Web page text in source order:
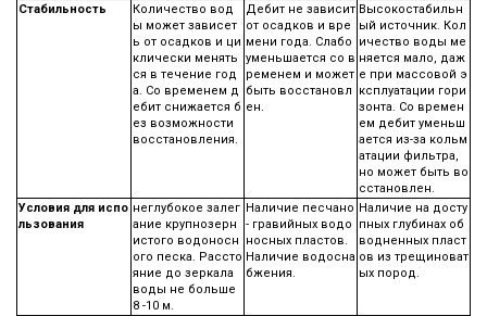
Стабильность
Количество вод
ы может зависет
ь от осадков и ци
клически менять
ся в течение год
а. Со временем д
ебит снижается б
ез возможности
восстановления.
Дебит не зависит
от осадков и вре
мени года. Слабо
уменьшается со в
ременем и может
быть восстановл
ен.
Высокостабильн
ый источник. Кол
ичество воды ме
няется мало, даж
е при массовой э
ксплуатации гори
зонта. Со времен
ем дебит уменьш
ается из-за кольм
атации фильтра,
но может быть во
сстановлен.
Условия для испо
льзования
неглубокое залег
ание крупнозерн
истого водоносн
ого песка. Рассто
яние до зеркала
воды не больше
8 -10 м.
Наличие песчано
- гравийных водо
носных пластов.
Наличие водосна
бжения.
Наличие на досту
пных глубинах об
водненных пласт
ов из трещиноват
ых пород.